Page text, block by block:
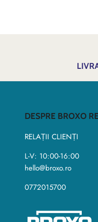
DESPRE BROXO
RELAȚII CLIENȚI
L-V: 10:00-16:00
hello@broxo.ro
0772015700